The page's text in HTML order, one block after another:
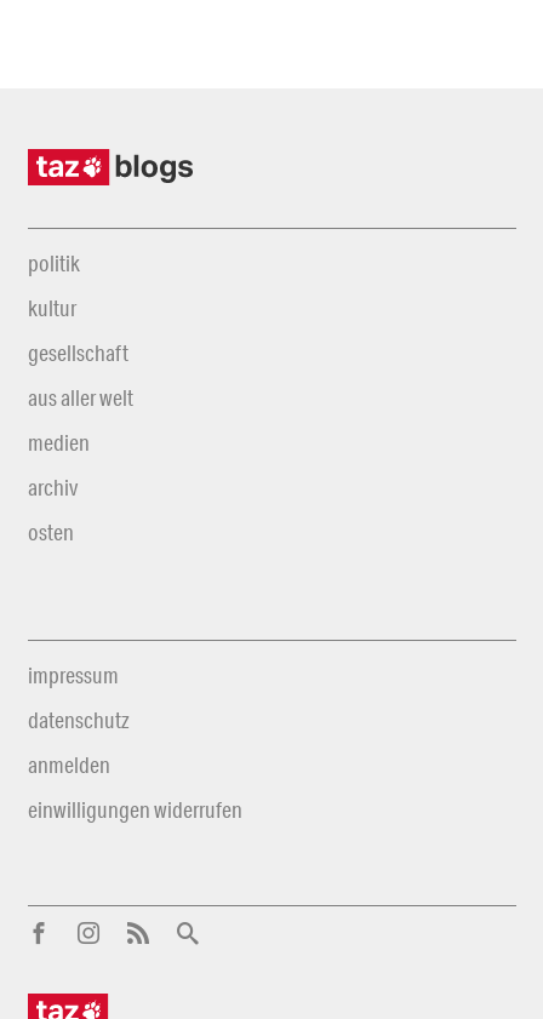
politik
kultur
gesellschaft
aus aller welt
medien
archiv
osten
impressum
datenschutz
anmelden
einwilligungen widerrufen